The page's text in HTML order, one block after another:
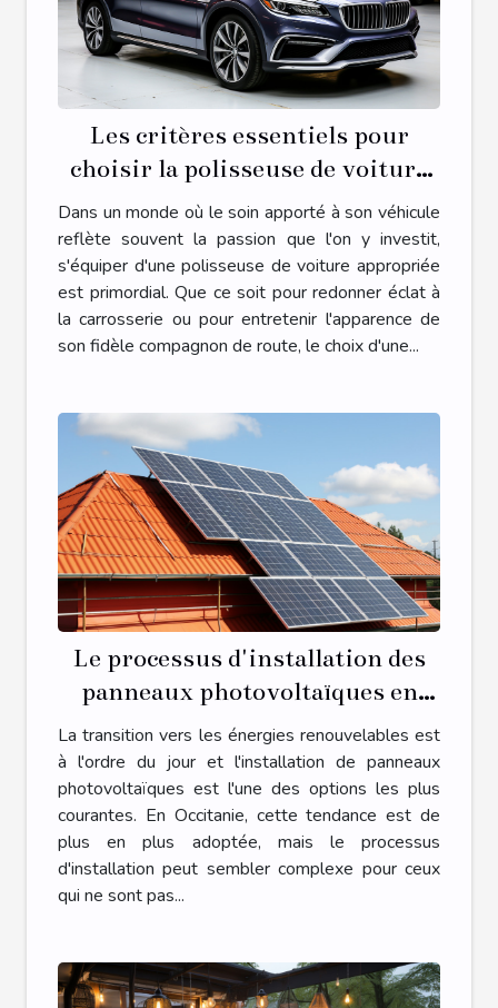
Les critères essentiels pour
choisir la polisseuse de voiture
adaptée à vos besoins
Dans un monde où le soin apporté à son véhicule
reflète souvent la passion que l'on y investit,
s'équiper d'une polisseuse de voiture appropriée
est primordial. Que ce soit pour redonner éclat à
la carrosserie ou pour entretenir l'apparence de
son fidèle compagnon de route, le choix d'une...
Le processus d'installation des
panneaux photovoltaïques en
Occitanie
La transition vers les énergies renouvelables est
à l'ordre du jour et l'installation de panneaux
photovoltaïques est l'une des options les plus
courantes. En Occitanie, cette tendance est de
plus en plus adoptée, mais le processus
d'installation peut sembler complexe pour ceux
qui ne sont pas...